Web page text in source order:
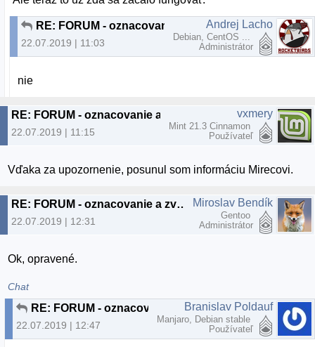
22.07.2019 | 11:03
Andrej Lacho
Debian, CentOS ...
Administrátor
nie
22.07.2019 | 11:15
vxmery
Mint 21.3 Cinnamon
Používateľ
Vďaka za upozornenie, posunul som informáciu Mirecovi.
RE: FORUM - oznacovanie a zvyrazňovanie nových príspevkov
22.07.2019 | 12:31
Miroslav Bendík
Gentoo
Administrátor
Ok, opravené.
Chat
RE: FORUM - oznacovanie a zvyrazňovanie nových príspevkov
22.07.2019 | 12:47
Branislav Poldauf
Manjaro, Debian stable
Používateľ